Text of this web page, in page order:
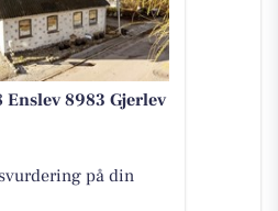
8983 Gjerlev
på din